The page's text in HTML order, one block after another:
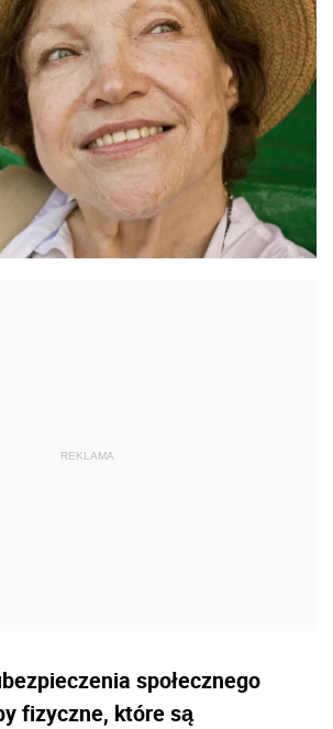
społecznego
fizyczne, które są